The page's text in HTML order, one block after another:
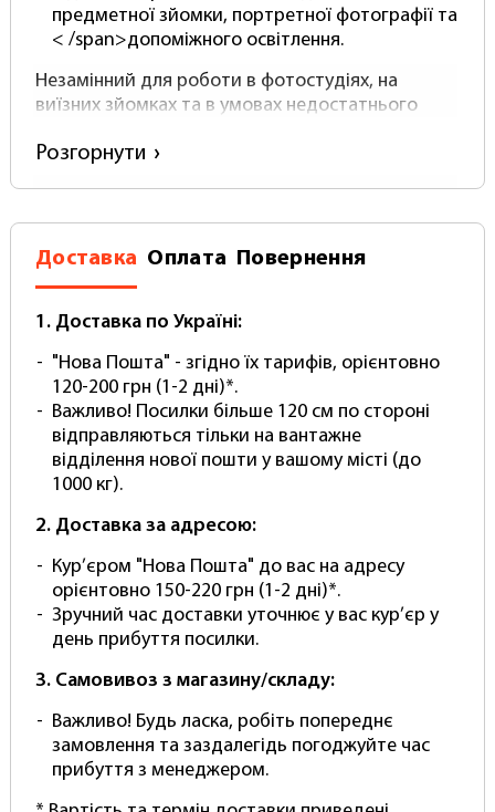
предметної зйомки, портретної фотографіїта
< /span>допоміжного освітлення.
Незамінний для роботи в фотостудіях, на
виїзних зйомкахта в умовах недостатнього
Економічність та довговічність:
електроенергію, створює ідеальне світло для
фото та відео, імітуючи природне освітлення.
Міцна конструкціястійки гарантує надійність в
експлуатації. Софтбокс забезпечує
рівномірний розподіл світла, роблячи його
м'яким та приємним для очей.
Комплектація:
Софтбокс 2шт.
Вт для яскравого та стабільного світла (5500
К). Потужність комплекту 1200 Ват
Стійка/Тримач 2шт.Регульована від 70 до 210
Створіть ідеальний баланс світла та тіні з
нашими софтбоксами, які забезпечують м'яке
Розгорнути
Доставка Оплата Повернення
1. Доставка по Україні:
"Нова Пошта" - згідно їх тарифів, орієнтовно
120-200 грн (1-2 дні)*.
Важливо! Посилки більше 120 см по стороні
відправляються тільки на вантажне
відділення нової пошти у вашому місті (до
1000 кг).
2. Доставка за адресою:
Кур’єром "Нова Пошта" до вас на адресу
орієнтовно 150-220 грн (1-2 дні)*.
Зручний час доставки уточнює у вас кур’єр у
день прибуття посилки.
3. Самовивоз з магазину/складу:
Важливо! Будь ласка, робіть попереднє
замовлення та заздалегідь погоджуйте час
прибуття з менеджером.